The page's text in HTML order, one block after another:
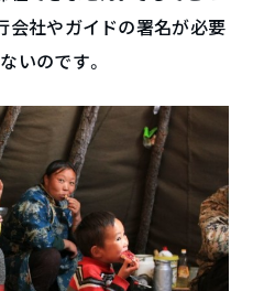
会社やガイドの署名が必要
いのです。